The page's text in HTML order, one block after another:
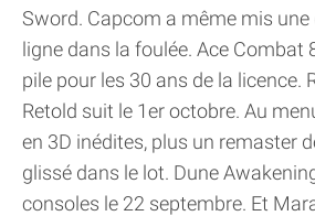
Sword. Capcom a même mis une
ligne dans la foulée. Ace Combat
pile pour les 30 ans de la licence.
Retold suit le 1er octobre. Au
en 3D inédites, plus un remaster
glissé dans le lot. Dune
consoles le 22 septembre. Et